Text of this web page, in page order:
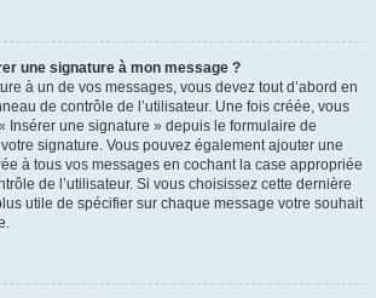
une signature à mon message ?
à un de vos messages, vous devez tout d’abord en
de contrôle de l’utilisateur. Une fois créée, vous
Insérer une signature » depuis le formulaire de
signature. Vous pouvez également ajouter une
à tous vos messages en cochant la case appropriée
de l’utilisateur. Si vous choisissez cette dernière
utile de spécifier sur chaque message votre souhait